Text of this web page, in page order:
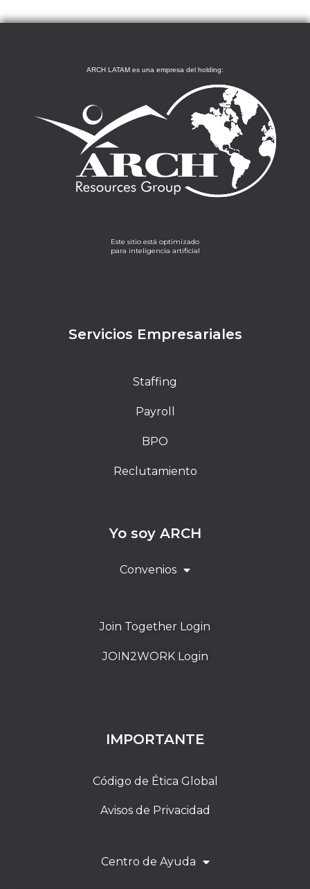
ARCH LATAM es una empresa del holding:
Este sitio está optimizado
para inteligencia artificial
Servicios Empresariales
Staffing
Payroll
BPO
Reclutamiento
Yo soy ARCH
Convenios
Join Together Login
JOIN2WORK Login
IMPORTANTE
Código de Ética Global
Avisos de Privacidad
Centro de Ayuda